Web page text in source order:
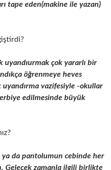
tape eden(makine ile yazan)
uyandıurmak çok yararlı bir
öğrenmeye heves
vazifesiyle -okullar
edilmesinde büyük
ya da pantolumun cebinde her
Gelecek zamanla ilgili birlikte